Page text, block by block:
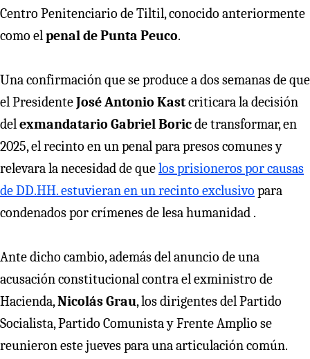
Centro Penitenciario de Tiltil, conocido anteriormente
como elpenal de Punta Peuco.
Una confirmación que se produce a dos semanas de que
el PresidenteJosé Antonio Kastcriticara la decisión
delexmandatario Gabriel Boricde transformar, en
2025, el recinto en un penal para presos comunes y
relevara la necesidad de quelos prisioneros por causas
de DD.HH. estuvieran en un recinto exclusivo para
condenados por crímenes de lesa humanidad .
Ante dicho cambio, además del anuncio de una
acusación constitucional contra el exministro de
Hacienda,Nicolás Grau, los dirigentes del Partido
Socialista, Partido Comunista y Frente Amplio se
reunieron este jueves para una articulación común.